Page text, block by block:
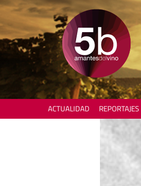
ACTUALIDAD REPORTAJES